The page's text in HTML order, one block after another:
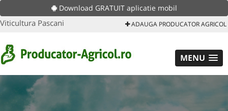
Download GRATUIT aplicatie mobil
Viticultura Pascani ADAUGA PRODUCATOR AGRICOL
MENU